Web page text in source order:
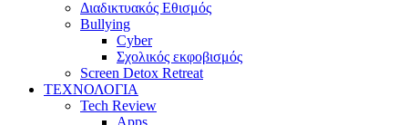
Διαδικτυακός Εθισμός
Bullying
Cyber
Σχολικός εκφοβισμός
Screen Detox Retreat
ΤΕΧΝΟΛΟΓΙΑ
Tech Review
Apps